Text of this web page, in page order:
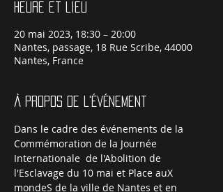
Heure et lieu
20 mai 2023, 18:30 – 20:00
Nantes, passage, 18 Rue Scribe, 44000
Nantes, France
À propos de l'événement
Dans le cadre des événements de la
Commémoration de la Journée
Internationale  de l'Abolition de
l'Esclavage du 10 mai et Place auX
mondeS de la ville de Nantes et en